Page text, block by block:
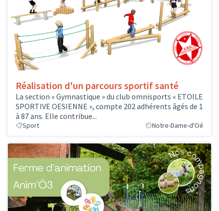
Réalisation d'un parcours sportif santé
La section « Gymnastique » du club omnisports « ETOILE
SPORTIVE OESIENNE », compte 202 adhérents âgés de 1
à 87 ans. Elle contribue...
Sport Notre-Dame-d'Oé